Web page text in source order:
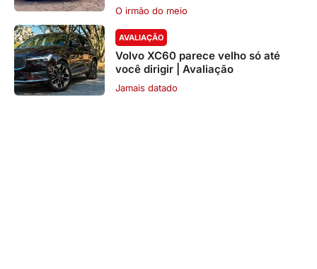
O irmão do meio
AVALIAÇÃO
Volvo XC60 parece velho só até
você dirigir | Avaliação
Jamais datado